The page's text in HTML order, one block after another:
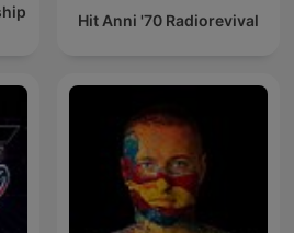
Hit Anni '70 Radiorevival